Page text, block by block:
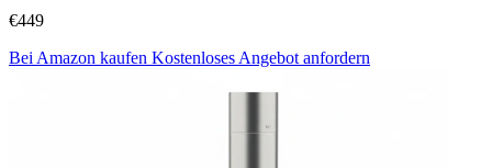
€449
Bei Amazon kaufen Kostenloses Angebot anfordern